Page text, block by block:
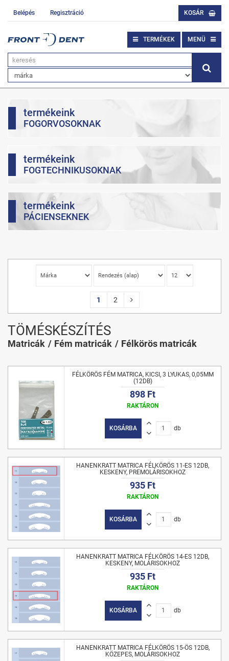
Belépés Regisztráció KOSÁR
TERMÉKEK MENÜ
termékeink
FOGORVOSOKNAK
termékeink
FOGTECHNIKUSOKNAK
termékeink
PÁCIENSEKNEK
1 2
TÖMÉSKÉSZÍTÉS
Matricák Fém matricák Félkörös matricák
FÉLKÖRÖS FÉM MATRICA, KICSI, 3 LYUKAS, 0,05MM
(12DB)
898 Ft
RAKTÁRON
KOSÁRBA db
HANENKRATT MATRICA FÉLKÖRÖS 11-ES 12DB,
KESKENY, PREMOLÁRISOKHOZ
935 Ft
RAKTÁRON
KOSÁRBA db
HANENKRATT MATRICA FÉLKÖRÖS 14-ES 12DB,
KESKENY, MOLÁRISOKHOZ
935 Ft
RAKTÁRON
KOSÁRBA db
HANENKRATT MATRICA FÉLKÖRÖS 15-ÖS 12DB,
KÖZEPES, MOLÁRISOKHOZ